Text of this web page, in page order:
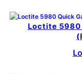
Loctite 5980